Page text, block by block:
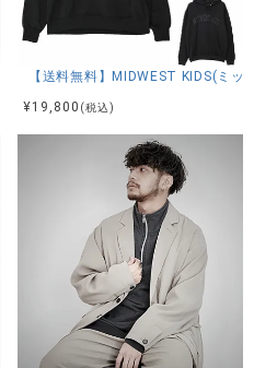
ッグJKT/全3色
【送料無料】MIDWEST KIDS(ミ
¥19,800 (税込)